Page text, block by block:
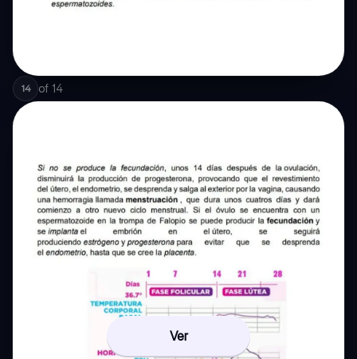
14 of 14
Ver